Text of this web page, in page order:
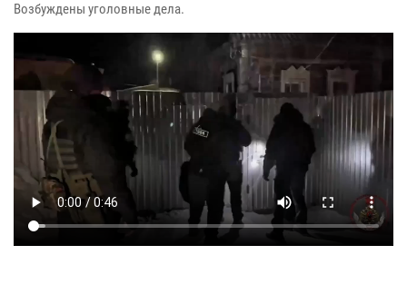
Возбуждены уголовные дела.